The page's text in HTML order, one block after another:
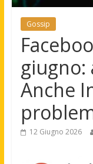
Gossip
giugno:
Anche
12 Giugno 2026